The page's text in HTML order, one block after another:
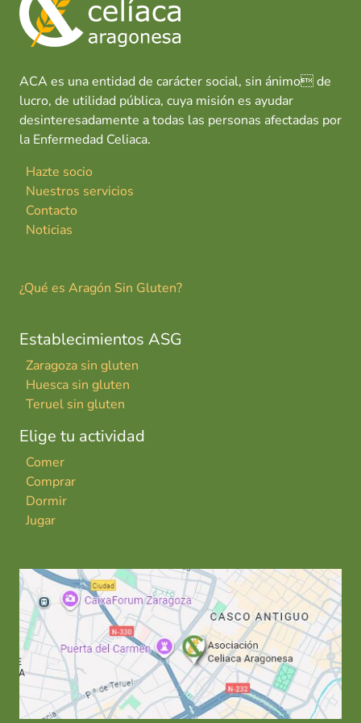
k p
ACA es una entidad de carácter social, sin ánimo de
lucro, de utilidad pública, cuya misión es ayudar
desinteresadamente a todas las personas afectadas por
la Enfermedad Celiaca.
Hazte socio
Nuestros servicios
Contacto
Noticias
¿Qué es Aragón Sin Gluten?
Establecimientos ASG
Zaragoza sin gluten
Huesca sin gluten
Teruel sin gluten
Elige tu actividad
Comer
Comprar
Dormir
Jugar